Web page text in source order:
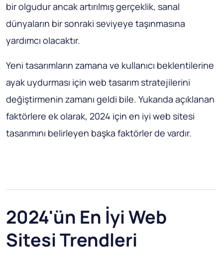
bir olgudur ancak artırılmış gerçeklik, sanal
dünyaların bir sonraki seviyeye taşınmasına
yardımcı olacaktır.
Yeni tasarımların zamana ve kullanıcı beklentilerine
ayak uydurması için web tasarım stratejilerini
değiştirmenin zamanı geldi bile. Yukarıda açıklanan
faktörlere ek olarak, 2024 için en iyi web sitesi
tasarımını belirleyen başka faktörler de vardır.
2024'ün En İyi Web
Sitesi Trendleri